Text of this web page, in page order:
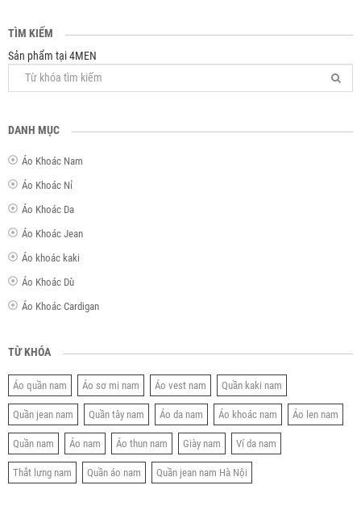
TÌM KIẾM
Sản phẩm tại 4MEN
DANH MỤC
Áo Khoác Nam
Áo Khoác Nỉ
Áo Khoác Da
Áo Khoác Jean
Áo khoác kaki
Áo Khoác Dù
Áo Khoác Cardigan
TỪ KHÓA
Áo quần nam Áo sơ mi nam Áo vest nam Quần kaki nam
Quần jean nam Quần tây nam Áo da nam Áo khoác nam Áo len nam
Quần nam Áo nam Áo thun nam Giày nam Ví da nam
Thắt lưng nam Quần áo nam Quần jean nam Hà Nội